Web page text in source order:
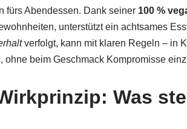
fürs Abendessen. Dank seiner 100 %
unterstützt ein achtsames
verfolgt, kann mit klaren Regeln – in
beim Geschmack Kompromisse
Was